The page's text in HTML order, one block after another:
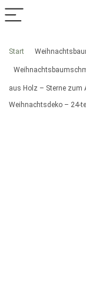
Start
aus Holz – Sterne
Weihnachtsdeko – 24-